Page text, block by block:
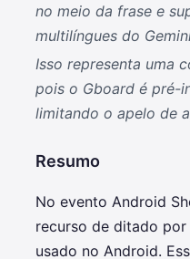
no meio da frase e
multilíngues do
Isso representa uma
pois o Gboard é pré-
limitando o apelo de
Resumo
No evento Android
recurso de ditado
usado no Android.